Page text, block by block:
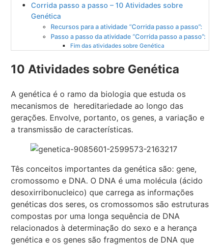
Corrida passo a passo – 10 Atividades sobre
Genética
Recursos para a atividade “Corrida passo a passo”:
Passo a passo da atividade “Corrida passo a passo”:
Fim das atividades sobre Genética
10 Atividades sobre Genética
A genética é o ramo da biologia que estuda os
mecanismos de hereditariedade ao longo das
gerações. Envolve, portanto, os genes, a variação e
a transmissão de características.
Tês conceitos importantes da genética são: gene,
cromossomo e DNA. O DNA é uma molécula (ácido
desoxirribonucleico) que carrega as informações
genéticas dos seres, os cromossomos são estruturas
compostas por uma longa sequência de DNA
relacionados à determinação do sexo e a herança
genética e os genes são fragmentos de DNA que